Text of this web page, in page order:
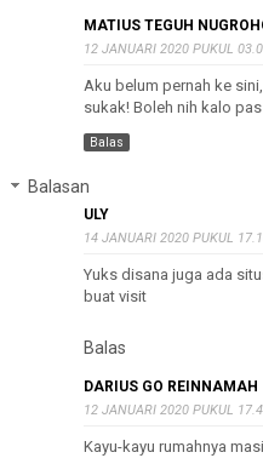
MATIUS TEGUH
12 JANUARI 2020 PUKUL
Aku belum pernah ke
sukak! Boleh nih kalo
Balas
Balasan
ULY
14 JANUARI 2020 PUKUL
Yuks disana juga ada
buat visit
Balas
DARIUS GO REINNAMAH
12 JANUARI 2020 PUKUL
Kayu-kayu rumahnya